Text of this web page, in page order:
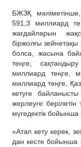
БЖЗҚ
591,3 миллиард
жағдайларын
біржолғы
болса, жасына
теңге,
миллиард теңге,
миллиард теңге,
кетуге
жерлеуге
мүгедектік
«Атап кету керек,
дан кесте